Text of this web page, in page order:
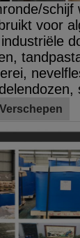
schijf
voor